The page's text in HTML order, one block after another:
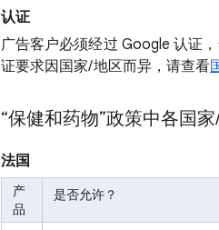
认证
广告客户必须经过 Google 认证
证要求因国家/地区而异，请查看
“保健和药物”政策中各国
法国
产
品
是否允许？